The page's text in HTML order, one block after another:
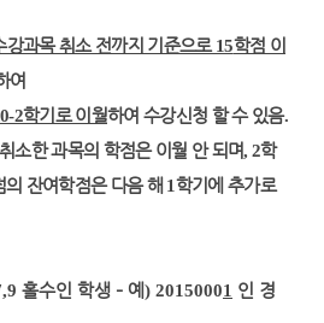
강과목 취소 전까지 기준으로 15학점 이
여
2학기로 이월하여 수강신청 할 수 있음.
소한 과목의 학점은 이월 안 되며, 2학
잔여학점은 다음 해 1학기에 추가로
홀수인 학생 – 예 ) 20150001 인 경